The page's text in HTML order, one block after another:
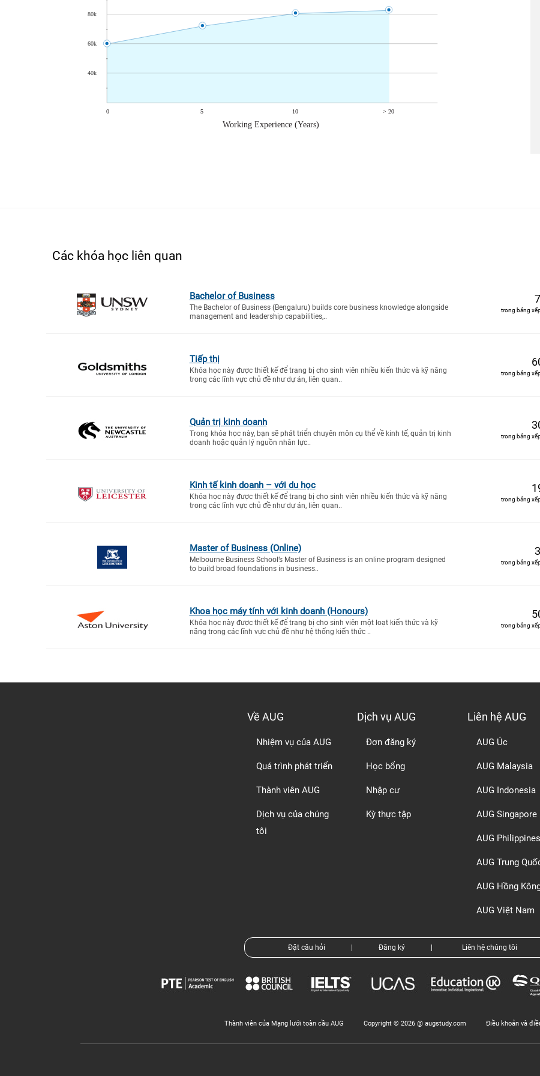
Các khóa học liên quan
Bachelor of Business
The Bachelor of Business (Bengaluru) builds core business knowledge alongside
management and leadership capabilities,..
trong bảng
Tiếp thị
Khóa học này được thiết kế để trang bị cho sinh viên nhiều kiến thức và kỹ năng
trong các lĩnh vực chủ đề như dự án, liên quan..
trong bảng
Quản trị kinh doanh
Trong khóa học này, bạn sẽ phát triển chuyên môn cụ thể về kinh tế, quản trị kinh
doanh hoặc quản lý nguồn nhân lực..
trong bảng
Kinh tế kinh doanh – với du học
Khóa học này được thiết kế để trang bị cho sinh viên nhiều kiến thức và kỹ năng
trong các lĩnh vực chủ đề như dự án, liên quan..
trong bảng
Master of Business (Online)
Melbourne Business School’s Master of Business is an online program designed
to build broad foundations in business..
trong bảng
Khoa học máy tính với kinh doanh (Honours)
Khóa học này được thiết kế để trang bị cho sinh viên một loạt kiến thức và kỹ
năng trong các lĩnh vực chủ đề như hệ thống kiến thức ..
trong bảng
Về AUG
Nhiệm vụ của AUG
Quá trình phát triển
Thành viên AUG
Dịch vụ của chúng
tôi
Dịch vụ AUG
Đơn đăng ký
Học bổng
Nhập cư
Kỳ thực tập
Liên hệ AUG
AUG Úc
AUG Malaysia
AUG Indonesia
AUG Singapore
AUG Philippines
AUG Trung
AUG Hồng
AUG Việt Nam
Đặt câu hỏi Đăng ký Liên hệ chúng tôi
Thành viên của Mạng lưới toàn cầu AUG Copyright © 2026 @ augstudy.com Điều khoản và